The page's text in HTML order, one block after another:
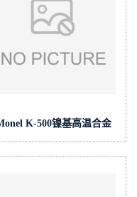
K-500镍基高温合金
(YSBS41507-2016;化学成
:C/Si/Mn/S/Cr/Ni/Mo/Cu/Ti/Al/